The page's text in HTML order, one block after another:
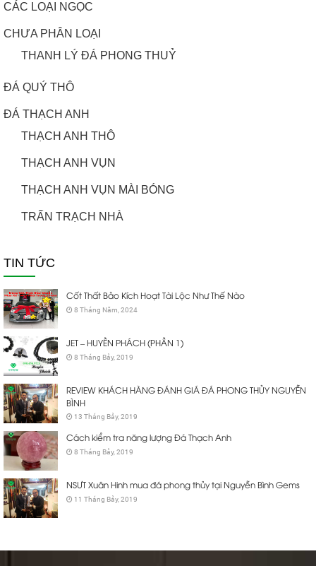
CÁC LOẠI NGỌC
CHƯA PHÂN LOẠI
THANH LÝ ĐÁ PHONG THUỶ
ĐÁ QUÝ THÔ
ĐÁ THẠCH ANH
THẠCH ANH THÔ
THẠCH ANH VỤN
THẠCH ANH VỤN MÀI BÓNG
TRẤN TRẠCH NHÀ
TIN TỨC
Cốt Thất Bảo Kích Hoạt Tài Lộc Như Thế Nào
8 Tháng Năm, 2024
JET – HUYỀN PHÁCH (PHẦN 1)
8 Tháng Bảy, 2019
REVIEW KHÁCH HÀNG ĐÁNH GIÁ ĐÁ PHONG THỦY NGUYỄN
BÌNH
13 Tháng Bảy, 2019
Cách kiểm tra năng lượng Đá Thạch Anh
8 Tháng Bảy, 2019
NSƯT Xuân Hinh mua đá phong thủy tại Nguyễn Bình Gems
11 Tháng Bảy, 2019